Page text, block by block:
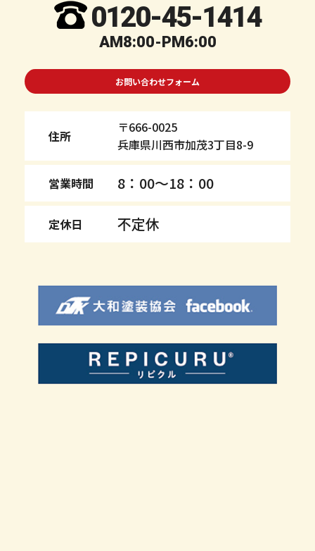
0120-45-1414
AM8:00-PM6:00
お問い合わせフォーム
住所
〒666-0025
兵庫県川西市加茂3丁目8-9
営業時間 8：00～18：00
定休日 不定休